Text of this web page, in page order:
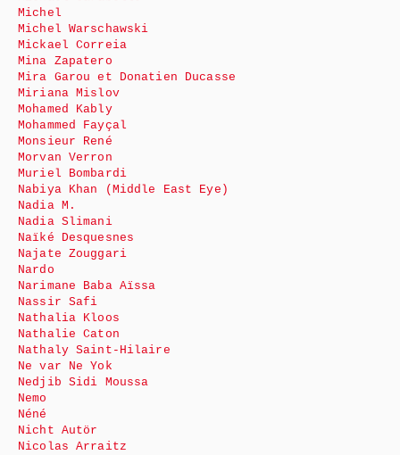
Michel
Michel Warschawski
Mickael Correia
Mina Zapatero
Mira Garou et Donatien Ducasse
Miriana Mislov
Mohamed Kably
Mohammed Fayçal
Monsieur René
Morvan Verron
Muriel Bombardi
Nabiya Khan (Middle East Eye)
Nadia M.
Nadia Slimani
Naïké Desquesnes
Najate Zouggari
Nardo
Narimane Baba Aïssa
Nassir Safi
Nathalia Kloos
Nathalie Caton
Nathaly Saint-Hilaire
Ne var Ne Yok
Nedjib Sidi Moussa
Nemo
Néné
Nicht Autör
Nicolas Arraitz